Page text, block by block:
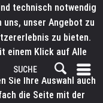
technisch notwendig
uns, unser Angebot zu
zu bieten.
einem Klick auf Alle
finden Sie in den
Sie Ihre Auswahl auch
die Seite mit der